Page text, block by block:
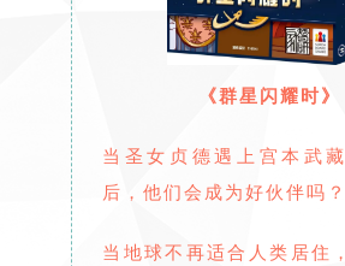
《群星闪耀时》
当圣女贞德遇上宫本武
后，他们会成为好伙伴吗？
当地球不再适合人类居住